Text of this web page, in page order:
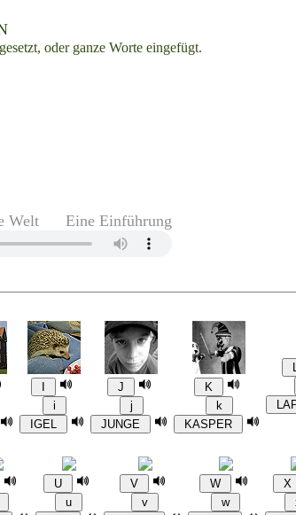
oder ganze Worte eingefügt.
Welt Eine Einführung